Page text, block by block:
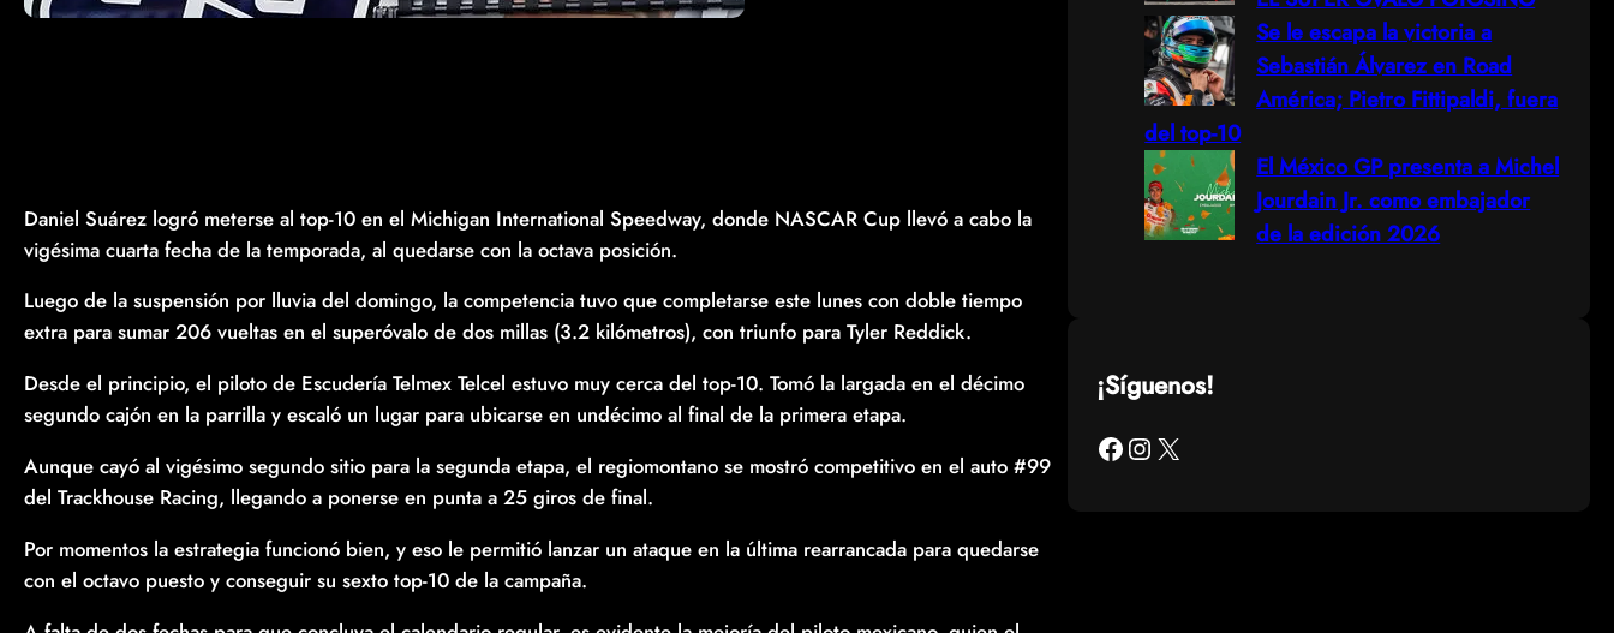
Daniel Suárez logró meterse al top-10 en el Michigan International Speedway, donde NASCAR Cup llevó a cabo la
vigésima cuarta fecha de la temporada, al quedarse con la octava posición.
Luego de la suspensión por lluvia del domingo, la competencia tuvo que completarse este lunes con doble tiempo
extra para sumar 206 vueltas en el superóvalo de dos millas (3.2 kilómetros), con triunfo para Tyler Reddick.
Desde el principio, el piloto de Escudería Telmex Telcel estuvo muy cerca del top-10. Tomó la largada en el décimo
segundo cajón en la parrilla y escaló un lugar para ubicarse en undécimo al final de la primera etapa.
Aunque cayó al vigésimo segundo sitio para la segunda etapa, el regiomontano se mostró competitivo en el auto #99
del Trackhouse Racing, llegando a ponerse en punta a 25 giros de final.
Por momentos la estrategia funcionó bien, y eso le permitió lanzar un ataque en la última rearrancada para quedarse
con el octavo puesto y conseguir su sexto top-10 de la campaña.
Se le escapa la victoria a
Sebastián Álvarez en Road
América; Pietro Fittipaldi, fuera
del top-10
El México GP presenta a Michel
Jourdain Jr. como embajador
de la edición 2026
¡Síguenos!
Facebook Instagram X